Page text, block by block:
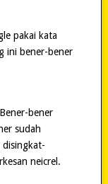
pakai kata
ini bener-bener
bener
sudah
disingkat-
neicrel.